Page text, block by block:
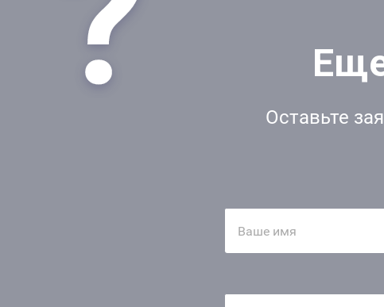
Оставьте
Ваше имя